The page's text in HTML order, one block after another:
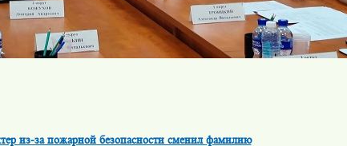
из-за пожарной безопасности сменил фамилию